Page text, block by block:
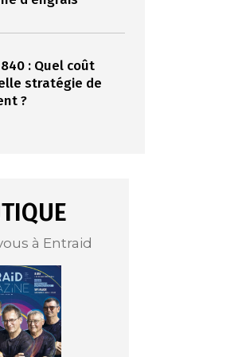
: Quel coût
stratégie de
?
à Entraid